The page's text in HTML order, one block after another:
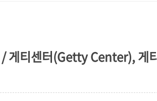
/ 게티센터(Getty Center),